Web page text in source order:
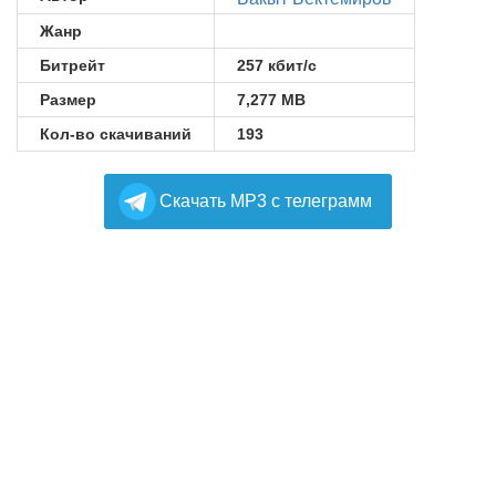
Жанр
Битрейт
257 кбит/с
Размер
7,277 MB
Кол-во скачиваний
193
Cкачать MP3 с телеграмм